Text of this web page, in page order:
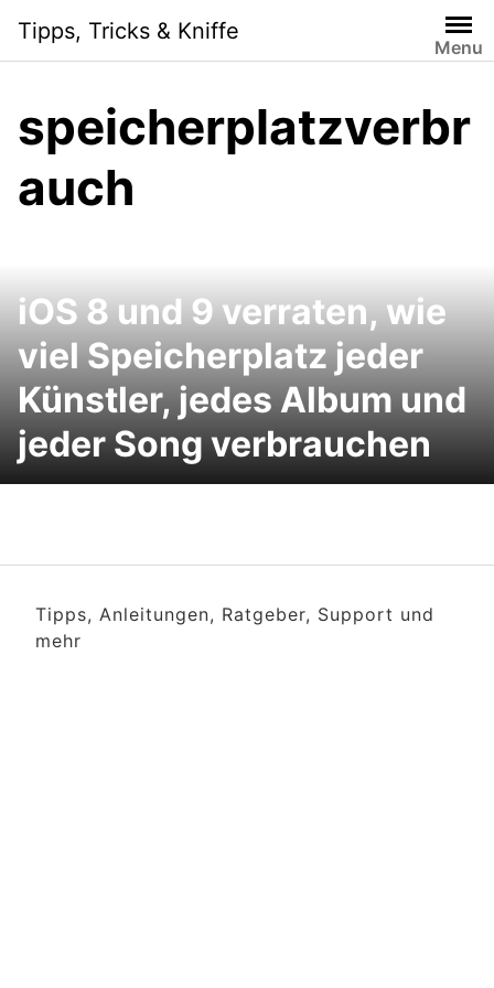
content
Tipps, Tricks & Kniffe
Menu
speicherplatzverbr
auch
iOS 8 und 9 verraten, wie
viel Speicherplatz jeder
Künstler, jedes Album und
jeder Song verbrauchen
Tipps, Anleitungen, Ratgeber, Support und
mehr